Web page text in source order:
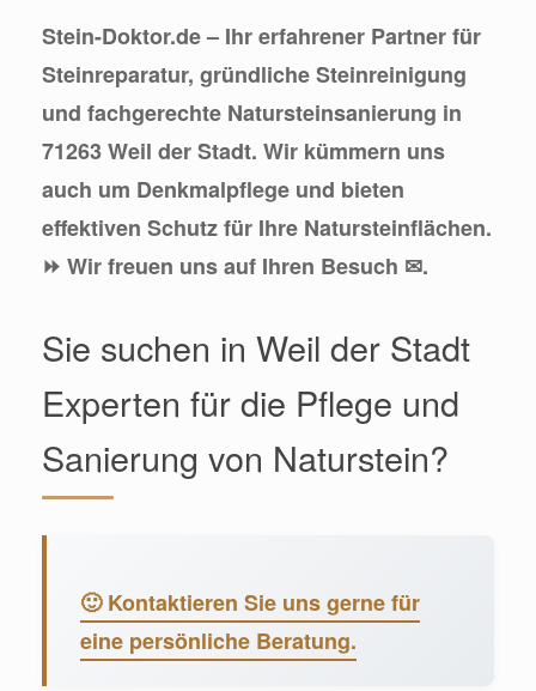
Stein-Doktor.de – Ihr erfahrener Partner für
Steinreparatur, gründliche Steinreinigung
und fachgerechte Natursteinsanierung in
71263 Weil der Stadt. Wir kümmern uns
auch um Denkmalpflege und bieten
effektiven Schutz für Ihre Natursteinflächen.
⏩ Wir freuen uns auf Ihren Besuch ✉.
Sie suchen in Weil der Stadt
Experten für die Pflege und
Sanierung von Naturstein?
🙂 Kontaktieren Sie uns gerne für
eine persönliche Beratung.